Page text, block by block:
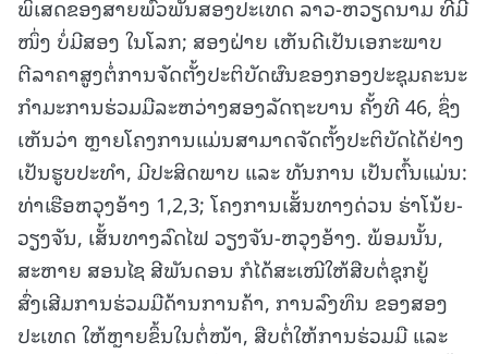
ພິເສດຂອງສາຍພົວພັນສອງປະເທດ ລາວ-ຫວຽດນາມ ທີ່ມີ
ໜຶ່ງ ບໍ່ມີສອງ ໃນໂລກ; ສອງຝ່າຍ ເຫັນດີເປັນເອກະພາບ
ຕີລາຄາສູງຕໍ່ການຈັດຕັ້ງປະຕິບັດຜົນຂອງກອງປະຊຸມຄະນະ
ກໍາມະການຮ່ວມມືລະຫວ່າງສອງລັດຖະບານ ຄັ້ງທີ 46, ຊຶ່ງ
ເຫັນວ່າ ຫຼາຍໂຄງການແມ່ນສາມາດຈັດຕັ້ງປະຕິບັດໄດ້ຢ່າງ
ເປັນຮູບປະທໍາ, ມີປະສິດພາບ ແລະ ທັນການ ເປັນຕົ້ນແມ່ນ:
ທ່າເຮືອຫວຸງອ້າງ 1,2,3; ໂຄງການເສັ້ນທາງດ່ວນ ຮ່າໂນ້ຍ-
ວຽງຈັນ, ເສັ້ນທາງລົດໄຟ ວຽງຈັນ-ຫວຸງອ້າງ. ພ້ອມນັ້ນ,
ສະຫາຍ ສອນໄຊ ສີພັນດອນ ກໍໄດ້ສະເໜີໃຫ້ສືບຕໍ່ຊຸກຍູ້
ສົ່ງເສີມການຮ່ວມມືດ້ານການຄ້າ, ການລົງທຶນ ຂອງສອງ
ປະເທດ ໃຫ້ຫຼາຍຂຶ້ນໃນຕໍ່ໜ້າ, ສືບຕໍ່ໃຫ້ການຮ່ວມມື ແລະ